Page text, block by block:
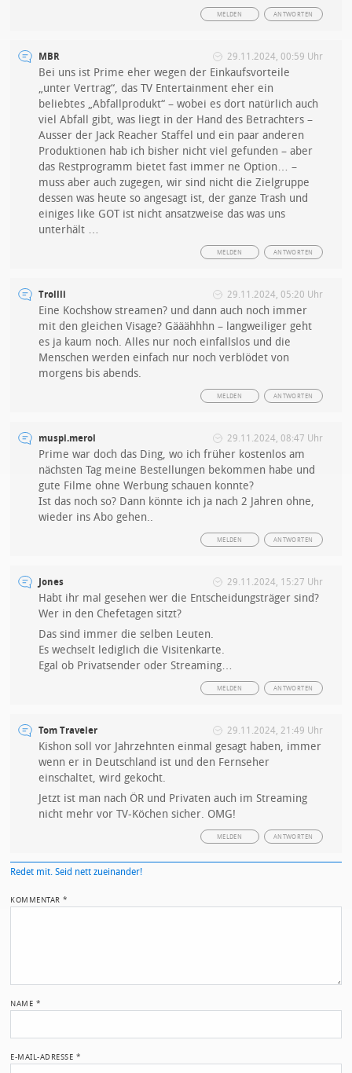
ANTWORTEN
MELDEN
MBR 29.11.2024, 00:59 Uhr
Bei uns ist Prime eher wegen der Einkaufsvorteile
„unter Vertrag“, das TV Entertainment eher ein
beliebtes „Abfallprodukt“ – wobei es dort natürlich auch
viel Abfall gibt, was liegt in der Hand des Betrachters –
Ausser der Jack Reacher Staffel und ein paar anderen
Produktionen hab ich bisher nicht viel gefunden – aber
das Restprogramm bietet fast immer ne Option… –
muss aber auch zugegen, wir sind nicht die Zielgruppe
dessen was heute so angesagt ist, der ganze Trash und
einiges like GOT ist nicht ansatzweise das was uns
unterhält …
ANTWORTEN
MELDEN
Trollli 29.11.2024, 05:20 Uhr
Eine Kochshow streamen? und dann auch noch immer
mit den gleichen Visage? Gääähhhn – langweiliger geht
es ja kaum noch. Alles nur noch einfallslos und die
Menschen werden einfach nur noch verblödet von
morgens bis abends.
ANTWORTEN
MELDEN
muspi.merol 29.11.2024, 08:47 Uhr
Prime war doch das Ding, wo ich früher kostenlos am
nächsten Tag meine Bestellungen bekommen habe und
gute Filme ohne Werbung schauen konnte?
Ist das noch so? Dann könnte ich ja nach 2 Jahren ohne,
wieder ins Abo gehen..
ANTWORTEN
MELDEN
Jones 29.11.2024, 15:27 Uhr
Habt ihr mal gesehen wer die Entscheidungsträger sind?
Wer in den Chefetagen sitzt?
Das sind immer die selben Leuten.
Es wechselt lediglich die Visitenkarte.
Egal ob Privatsender oder Streaming…
ANTWORTEN
MELDEN
Tom Traveler 29.11.2024, 21:49 Uhr
Kishon soll vor Jahrzehnten einmal gesagt haben, immer
wenn er in Deutschland ist und den Fernseher
einschaltet, wird gekocht.
Jetzt ist man nach ÖR und Privaten auch im Streaming
nicht mehr vor TV-Köchen sicher. OMG!
ANTWORTEN
MELDEN
Redet mit. Seid nett zueinander!
KOMMENTAR*
NAME *
E-MAIL-ADRESSE *